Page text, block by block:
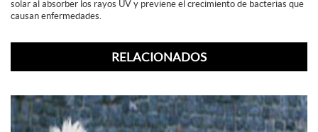
solar al absorber los rayos UV y previene el crecimiento de bacterias que
causan enfermedades.
RELACIONADOS